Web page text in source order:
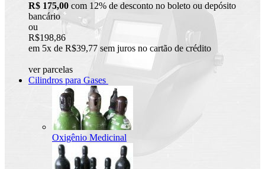
R$ 175,00 com 12% de desconto no boleto ou depósito
bancário
ou
R$198,86
em 5x de R$39,77 sem juros no cartão de crédito
ver parcelas
Cilindros para Gases
Oxigênio Medicinal